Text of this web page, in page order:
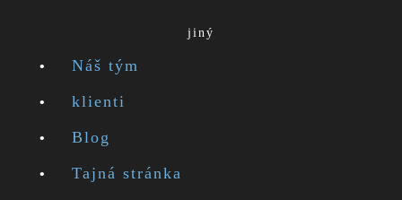
jiný
Náš tým
klienti
Blog
Tajná stránka